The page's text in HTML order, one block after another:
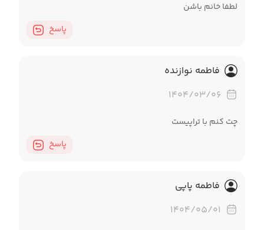
لطفا خانم باشن
پاسخ
فاطمه نوازنده
۱۴۰۴/۰۳/۰۶
چت کنم با تراپیست
پاسخ
فاطمه پاپی
۱۴۰۴/۰۵/۰۱